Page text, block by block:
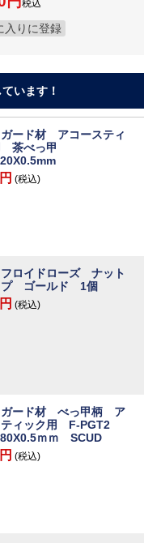
税込
入りに登録
います！
ガード材 アコースティ
茶べっ甲
(税込)
ロイドローズ ナット
プ ゴールド 1個
(税込)
ガード材 べっ甲柄 ア
ティック用 F-PGT2
ｍｍ SCUD
(税込)